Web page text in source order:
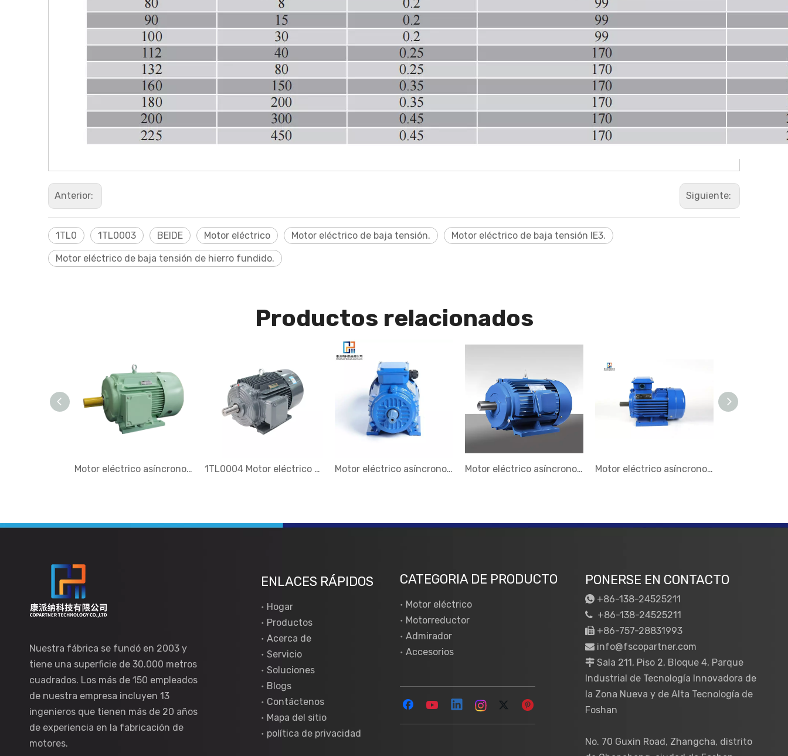
Anterior: Siguiente:
1TL0 1TL0003 BEIDE Motor eléctrico Motor eléctrico de baja tensión. Motor eléctrico de baja tensión IE3.
Motor eléctrico de baja tensión de hierro fundido.
Productos relacionados
Motor eléctrico asíncrono trifásico de bajo voltaje serie IE1 1TL0004 Motor eléctrico Trifásico de Baja Tensión Serie IE4 Motor eléctrico asíncrono trifásico de baja tensión IE2 Motor eléctrico asíncrono trifásico de bajo voltaje serie Y Motor eléctrico asíncrono trifásico de baja tensión Y3
Nuestra fábrica se fundó en 2003 y
tiene una superficie de 30.000 metros
cuadrados. Los más de 150 empleados
de nuestra empresa incluyen 13
ingenieros que tienen más de 20 años
de experiencia en la fabricación de
motores.
ENLACES RÁPIDOS
Hogar
Productos
Acerca de
Servicio
Soluciones
Blogs
Contáctenos
Mapa del sitio
política de privacidad
CATEGORIA DE PRODUCTO
Motor eléctrico
Motorreductor
Admirador
Accesorios
PONERSE EN CONTACTO
 +86-138-24525211
 +86-138-24525211
 +86-757-28831993
 info@fscopartner.com
 Sala 211, Piso 2, Bloque 4, Parque
Industrial de Tecnología Innovadora de
la Zona Nueva y de Alta Tecnología de
Foshan
No. 70 Guxin Road, Zhangcha, distrito